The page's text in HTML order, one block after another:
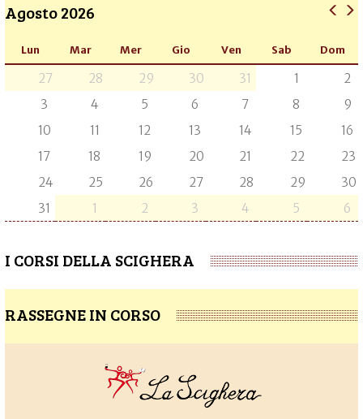
Agosto 2026
Lun Mar Mer Gio Ven Sab Dom
27 28 29 30 31 1
2
3
4 5 6 7 8
9
10
11 12 13 14 15
16
17
18 19 20 21 22
23
24
25 26 27 28 29
30
31
1 2 3 4 5 6
I CORSI DELLA SCIGHERA
RASSEGNE IN CORSO